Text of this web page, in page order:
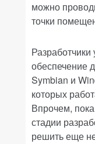
можно
точки
обеспечение
Symbian и
которых
Впрочем,
стадии
решить еще